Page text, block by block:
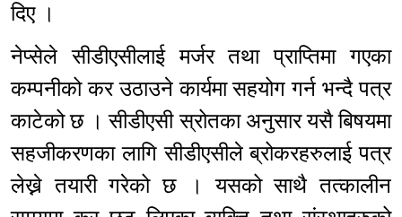
दिए ।
नेप्सेले सीडीएसीलाई मर्जर तथा प्राप्तिमा गएका
कम्पनीको कर उठाउने कार्यमा सहयोग गर्न भन्दै पत्र
काटेको छ । सीडीएसी स्रोतका अनुसार यसै बिषयमा
सहजीकरणका लागि सीडीएसीले ब्रोकरहरुलाई पत्र
लेख्ने तयारी गरेको छ । यसको साथै तत्कालीन